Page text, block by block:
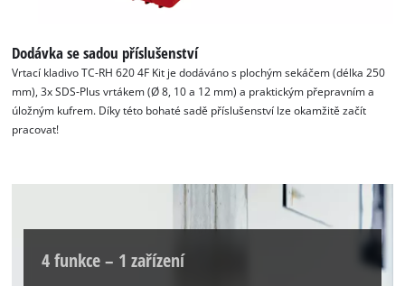
Dodávka se sadou příslušenství
Vrtací kladivo TC-RH 620 4F Kit je dodáváno s plochým sekáčem (délka 250
mm), 3x SDS-Plus vrtákem (Ø 8, 10 a 12 mm) a praktickým přepravním a
úložným kufrem. Díky této bohaté sadě příslušenství lze okamžitě začít
pracovat!
4 funkce – 1 zařízení